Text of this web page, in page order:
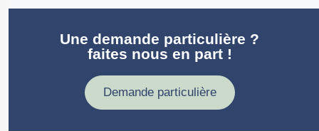
Une demande particulière ?
faites nous en part !
Demande particulière